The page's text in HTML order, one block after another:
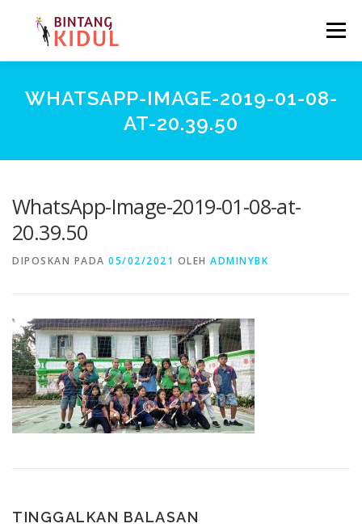
Menu
BERANDA TENTANG KAMI MEDIA
WHATSAPP-IMAGE-2019-01-08-
AT-20.39.50
WhatsApp-Image-2019-01-08-at-
20.39.50
DIPOSKAN PADA 05/02/2021 OLEH ADMINYBK
TINGGALKAN BALASAN